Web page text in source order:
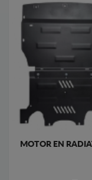
MOTOR EN